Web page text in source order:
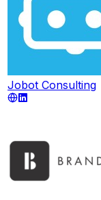
Jobot Consulting